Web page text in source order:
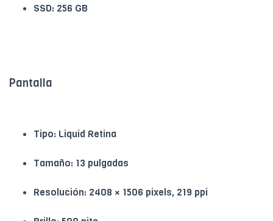
SSD: 256 GB
Pantalla
Tipo: Liquid Retina
Tamaño: 13 pulgadas
Resolución: 2408 × 1506 pixels, 219 ppi